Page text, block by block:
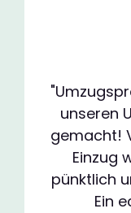
unseren
gemacht!
Einzug
pünktlich
Ein